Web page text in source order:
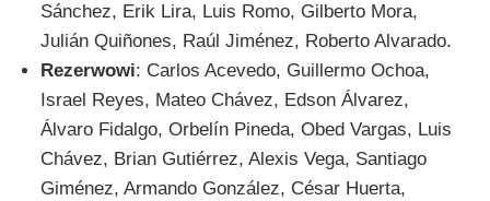
Sánchez, Erik Lira, Luis Romo, Gilberto Mora,
Julián Quiñones, Raúl Jiménez, Roberto Alvarado.
Rezerwowi: Carlos Acevedo, Guillermo Ochoa,
Israel Reyes, Mateo Chávez, Edson Álvarez,
Álvaro Fidalgo, Orbelín Pineda, Obed Vargas, Luis
Chávez, Brian Gutiérrez, Alexis Vega, Santiago
Giménez, Armando González, César Huerta,